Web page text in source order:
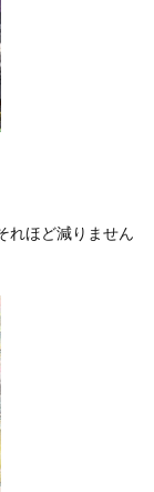
れほど減りません